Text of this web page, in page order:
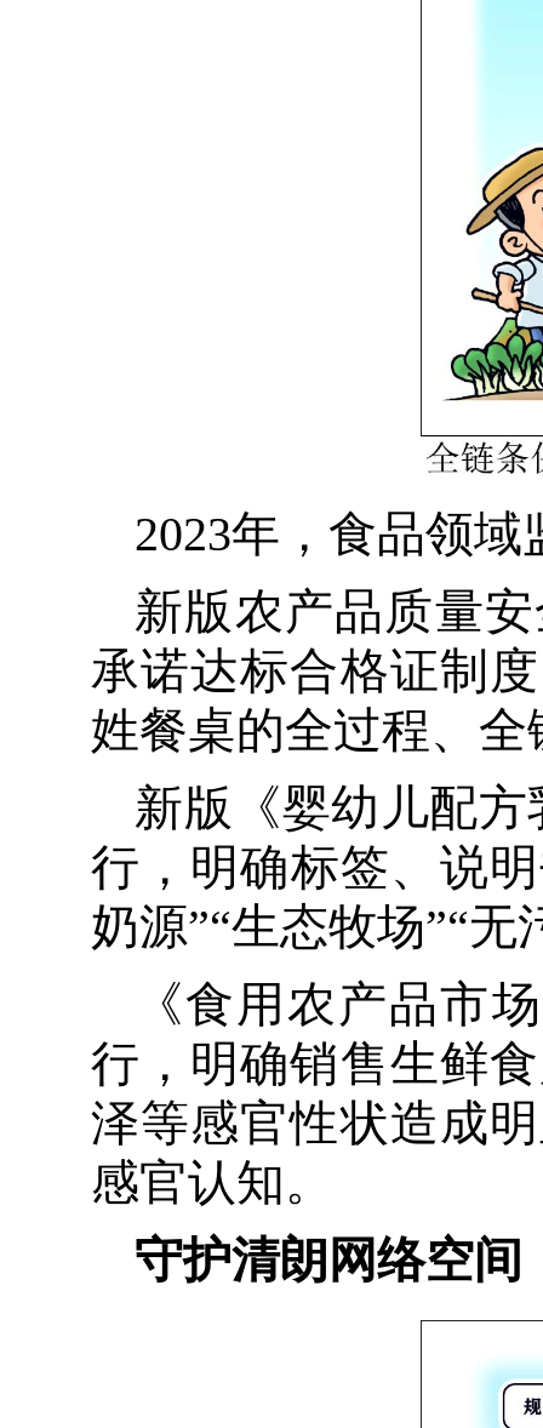
2023年，食品领
新版农产品质量
承诺达标合格证制
姓餐桌的全过程、
新版《婴幼儿配
行，明确标签、说
奶源”“生态牧场”“
《食用农产品市
行，明确销售生鲜
泽等感官性状造成
感官认知。
守护清朗网络空间